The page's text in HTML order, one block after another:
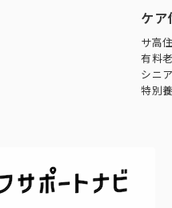
ケア
サ高住
有料
シニ
特別